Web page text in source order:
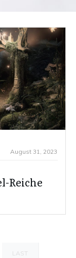
August 31, 2023
Reiche
LAST